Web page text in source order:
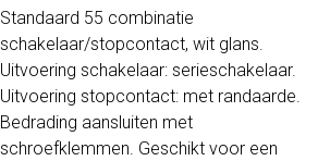
Standaard 55 combinatie
schakelaar/stopcontact, wit glans.
Uitvoering schakelaar: serieschakelaar.
Uitvoering stopcontact: met randaarde.
Bedrading aansluiten met
schroefklemmen. Geschikt voor een